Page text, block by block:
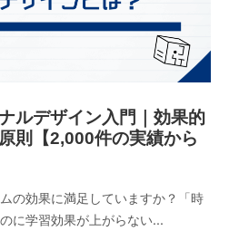
ルデザイン入門｜効果的
則【2,000件の実績から
の効果に満足していますか？「時
に学習効果が上がらない...